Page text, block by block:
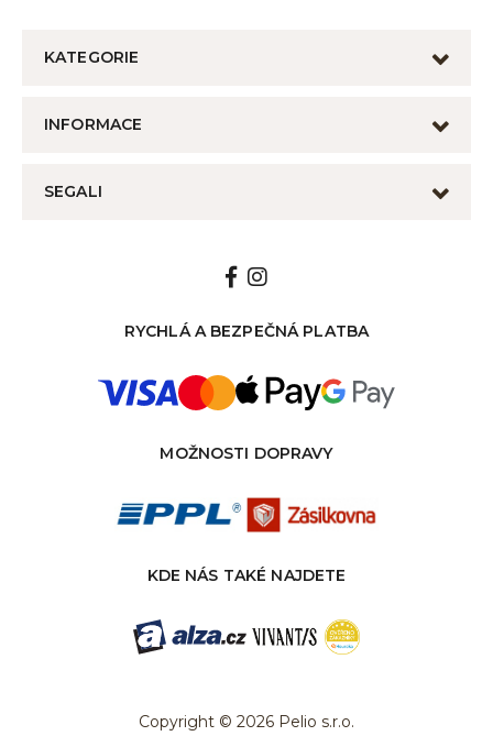
KATEGORIE
INFORMACE
SEGALI
RYCHLÁ A BEZPEČNÁ PLATBA
MOŽNOSTI DOPRAVY
KDE NÁS TAKÉ NAJDETE
Copyright © 2026 Pelio s.r.o.